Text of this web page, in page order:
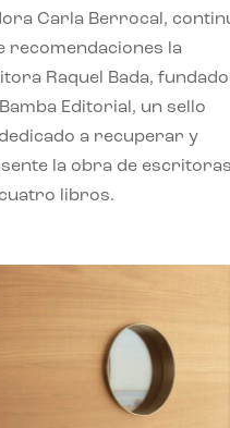
Carla Berrocal,
recomendaciones la
Raquel Bada,
Editorial, un sello
a recuperar y
la obra de
libros.